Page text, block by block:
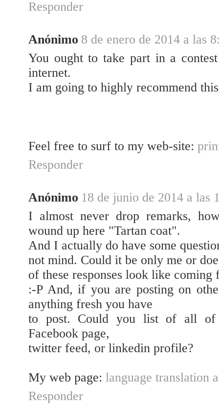
Responder
Anónimo 8 de enero de 2014 a las
You ought tο take part in a
internet.
I am going to highly recommend
Feеl free to surf to my web-site:
Responder
Anónimo 18 de junio de 2014 a las
I almost never drop remarks,
wound up here "Tartan coat".
And I actually do have some
not mind. Could it be only me or
of these responses look like
:-P And, if you are posting on
anything fresh you have
to post. Could you list of all of
Facebook page,
twitter feed, or linkedin profile?
My web page: language translation
Responder